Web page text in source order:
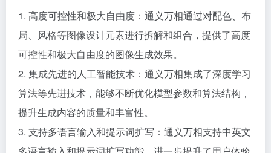
1. 高度可控性和极大自由度：通义万相通过对配色、布
局、风格等图像设计元素进行拆解和组合，提供了高度
可控性和极大自由度的图像生成效果。
2. 集成先进的人工智能技术：通义万相集成了深度学习
算法等先进技术，能够不断优化模型参数和算法结构，
提升生成内容的质量和丰富性。
3. 支持多语言输入和提示词扩写：通义万相支持中英文